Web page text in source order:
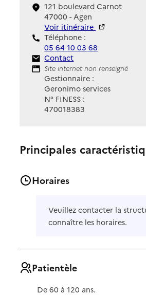
121 boulevard Carnot
47000 - Agen
Voir itinéraire
Téléphone :
05 64 10 03 68
Contact
Contact
Site Internet
Site internet non renseigné
Gestionnaire :
Geronimo services
N° FINESS :
470018383
Principales
Horaires
Veuillez contacter la
connaître les horaires.
Patientèle
De 60 à 120 ans.